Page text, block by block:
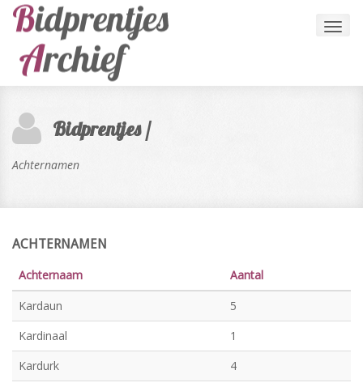
Bidprentjes /
Achternamen
ACHTERNAMEN
Achternaam
Aantal
Kardaun
5
Kardinaal
1
Kardurk
4